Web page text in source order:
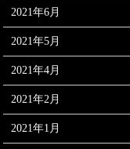
2021年6月
2021年5月
2021年4月
2021年2月
2021年1月